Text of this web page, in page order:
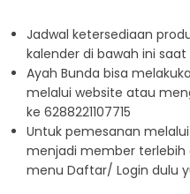
Jadwal ketersediaan
kalender di bawah ini
Ayah Bunda bisa
melalui website atau
ke 6288221107715
Untuk pemesanan
menjadi member
menu Daftar/ Login dulu